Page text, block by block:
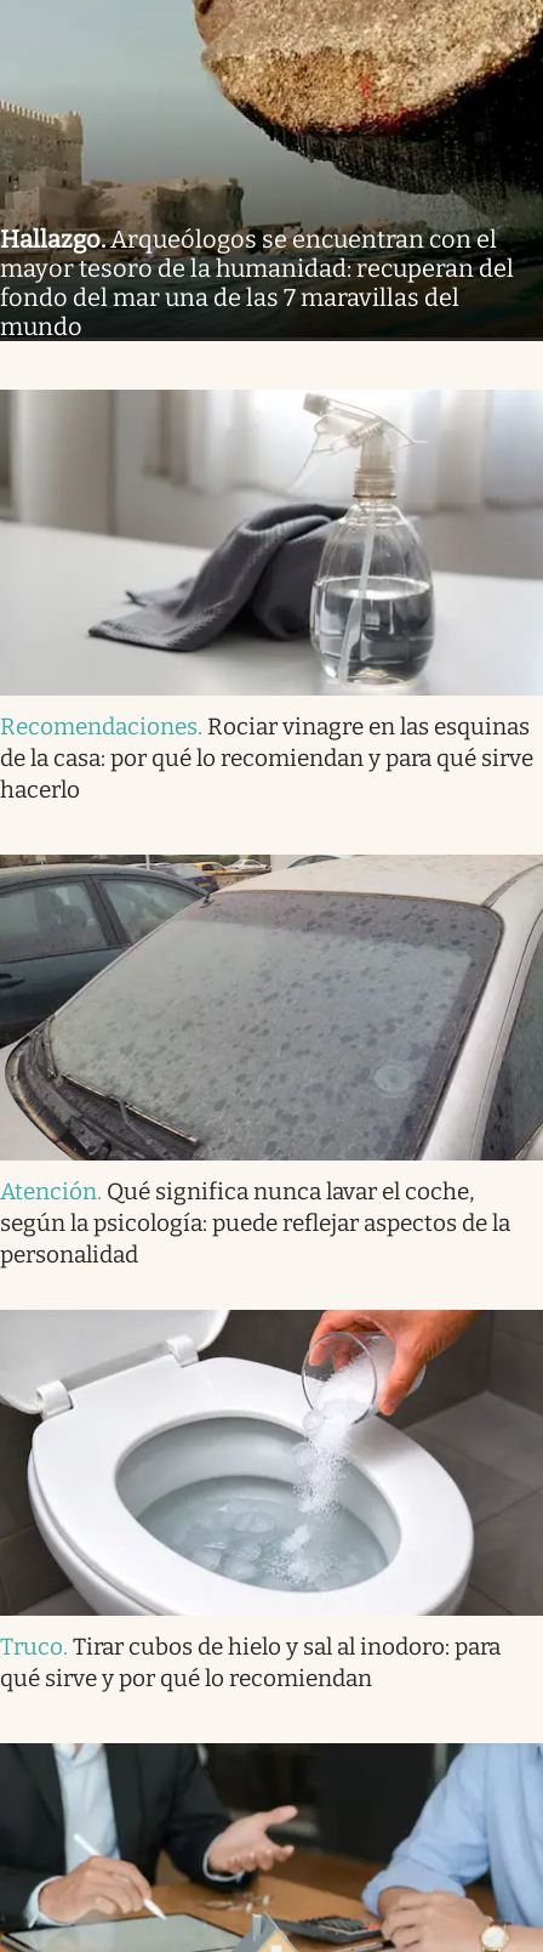
Hallazgo.Arqueólogos se encuentran con el
mayor tesoro de la humanidad: recuperan del
fondo del mar una de las 7 maravillas del
mundo
Recomendaciones. Rociar vinagre en las esquinas
de la casa: por qué lo recomiendan y para qué sirve
hacerlo
Atención. Qué significa nunca lavar el coche,
según la psicología: puede reflejar aspectos de la
personalidad
Truco. Tirar cubos de hielo y sal al inodoro: para
qué sirve y por qué lo recomiendan